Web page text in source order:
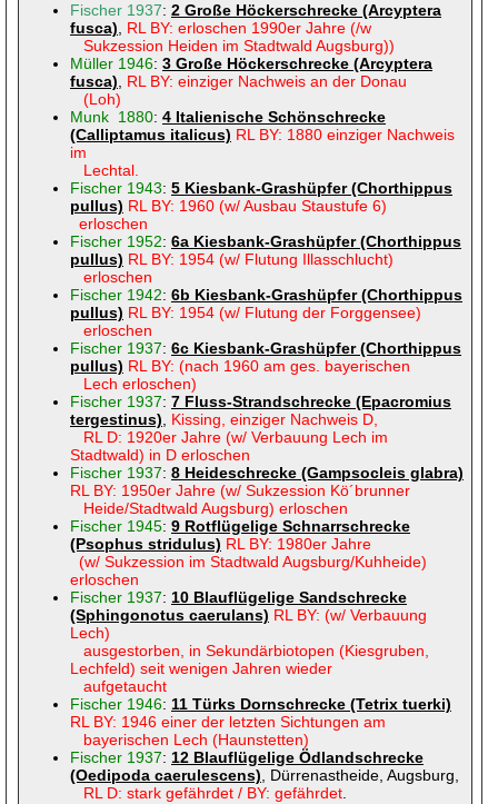
Fischer 1937: 2 Große Höckerschrecke (Arcyptera
fusca)
RL BY: erloschen 1990er Jahre (/w
Sukzession Heiden im Stadtwald Augsburg))
Müller 1946: 3 Große Höckerschrecke (Arcyptera
fusca)
RL BY: einziger Nachweis an der Donau
(Loh)
Munk 1880: 4 Italienische Schönschrecke
(Calliptamus italicus) RL BY: 1880 einziger Nachweis
im
Lechtal.
Fischer 1943: 5 Kiesbank-Grashüpfer (Chorthippus
pullus) RL BY: 1960 (w/ Ausbau Staustufe 6)
erloschen
Fischer 1952: 6a Kiesbank-Grashüpfer (Chorthippus
pullus) RL BY: 1954 (w/ Flutung Illasschlucht)
erloschen
Fischer 1942: 6b Kiesbank-Grashüpfer (Chorthippus
pullus) RL BY: 1954 (w/ Flutung der Forggensee)
erloschen
Fischer 1937: 6c Kiesbank-Grashüpfer (Chorthippus
pullus) RL BY: (nach 1960 am ges. bayerischen
Lech erloschen)
Fischer 1937: 7 Fluss-Strandschrecke (Epacromius
tergestinus)
Kissing, einziger Nachweis D,
RL D: 1920er Jahre (w/ Verbauung Lech im
Stadtwald) in D erloschen
Fischer 1937: 8 Heideschrecke (Gampsocleis glabra)
RL BY: 1950er Jahre (w/ Sukzession Kö´brunner
Heide/Stadtwald Augsburg) erloschen
Fischer 1945: 9 Rotflügelige Schnarrschrecke
(Psophus stridulus) RL BY: 1980er Jahre
(w/ Sukzession im Stadtwald Augsburg/Kuhheide)
erloschen
Fischer 1937: 10 Blauflügelige Sandschrecke
(Sphingonotus caerulans) RL BY: (w/ Verbauung
Lech)
ausgestorben, in Sekundärbiotopen (Kiesgruben,
Lechfeld) seit wenigen Jahren wieder
aufgetaucht
Fischer 1946: 11 Türks Dornschrecke (Tetrix tuerki)
RL BY: 1946 einer der letzten Sichtungen am
bayerischen Lech (Haunstetten)
Fischer 1937: 12 Blauflügelige Ödlandschrecke
(Oedipoda caerulescens) , Dürrenastheide, Augsburg,
RL D: stark gefährdet / BY: gefährdet